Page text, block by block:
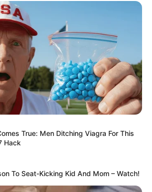
True: Men Ditching Viagra For This
Hack
To Seat-Kicking Kid And Mom – Watch!